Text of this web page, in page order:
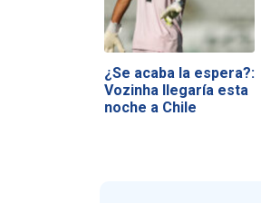
¿Se acaba la espera?:
Vozinha llegaría esta
noche a Chile